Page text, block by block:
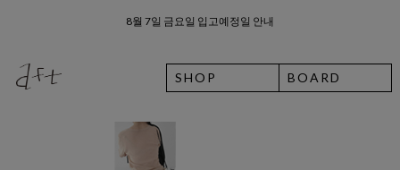
8월 7일 금요일 입고예정일 안내
SHOP BOARD